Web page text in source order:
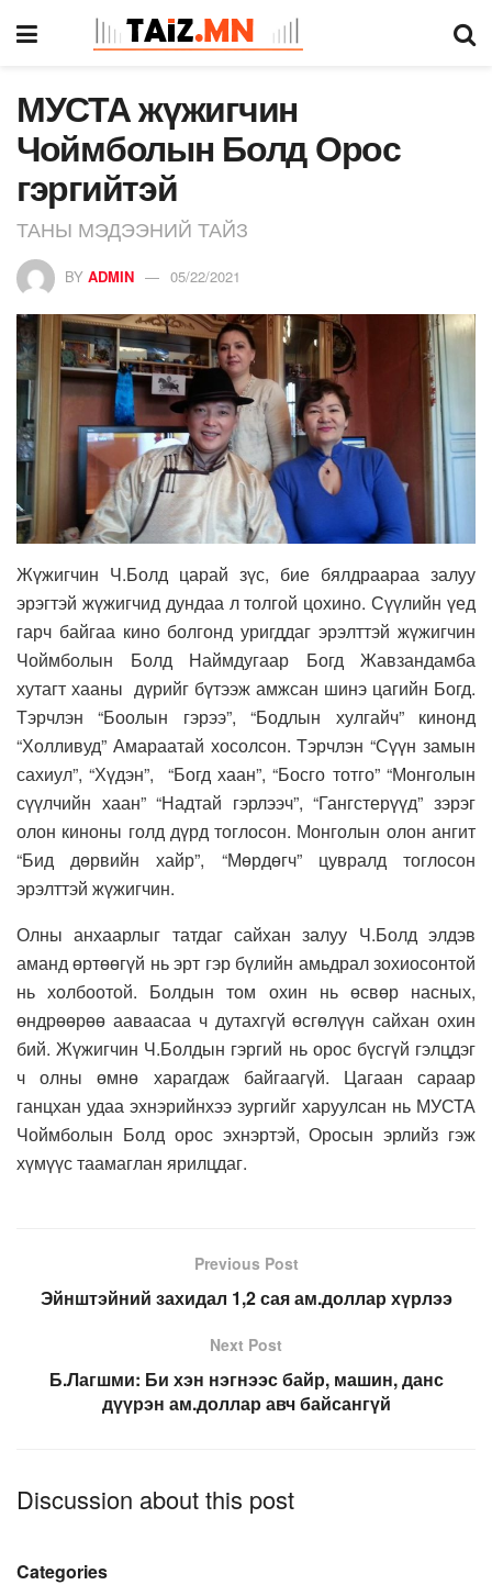
МУСТА жүжигчин
Чоймболын Болд Орос
гэргийтэй
ТАНЫ МЭДЭЭНИЙ ТАЙЗ
BY ADMIN 05/22/2021
Жүжигчин Ч.Болд царай зүс, бие бялдраараа залуу
эрэгтэй жүжигчид дундаа л толгой цохино. Сүүлийн үед
гарч байгаа кино болгонд уригддаг эрэлттэй жүжигчин
Чоймболын Болд Наймдугаар Богд Жавзандамба
хутагт хааны дүрийг бүтээж амжсан шинэ цагийн Богд.
Тэрчлэн “Боолын гэрээ”, “Бодлын хулгайч” кинонд
“Холливуд” Амараатай хосолсон. Тэрчлэн “Сүүн замын
сахиул”, “Хүдэн”, “Богд хаан”, “Босго тотго” “Монголын
сүүлчийн хаан” “Надтай гэрлээч”, “Гангстерүүд” зэрэг
олон киноны голд дүрд тоглосон. Монголын олон ангит
“Бид дөрвийн хайр”, “Мөрдөгч” цувралд тоглосон
эрэлттэй жүжигчин.
Олны анхаарлыг татдаг сайхан залуу Ч.Болд элдэв
аманд өртөөгүй нь эрт гэр бүлийн амьдрал зохиосонтой
нь холбоотой. Болдын том охин нь өсвөр насных,
өндрөөрөө ааваасаа ч дутахгүй өсгөлүүн сайхан охин
бий. Жүжигчин Ч.Болдын гэргий нь орос бүсгүй гэлцдэг
ч олны өмнө харагдаж байгаагүй. Цагаан сараар
ганцхан удаа эхнэрийнхээ зургийг харуулсан нь МУСТА
Чоймболын Болд орос эхнэртэй, Оросын эрлийз гэж
хүмүүс таамаглан ярилцдаг.
Previous Post
Эйнштэйний захидал 1,2 сая ам.доллар хүрлээ
Next Post
Б.Лагшми: Би хэн нэгнээс байр, машин, данс
дүүрэн ам.доллар авч байсангүй
Discussion about this post
Categories